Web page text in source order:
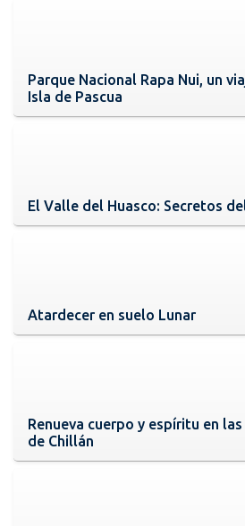
Parque Nacional Rapa Nui, un
Isla de Pascua
El Valle del Huasco: Secretos
Atardecer en suelo Lunar
Renueva cuerpo y espíritu en
de Chillán